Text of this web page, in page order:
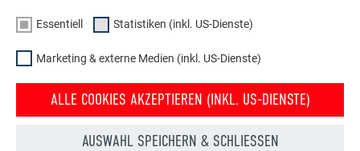
Essentiell Statistiken (inkl. US-Dienste)
Marketing & externe Medien (inkl. US-Dienste)
ALLE COOKIES AKZEPTIEREN (INKL. US-DIENSTE)
AUSWAHL SPEICHERN & SCHLIESSEN